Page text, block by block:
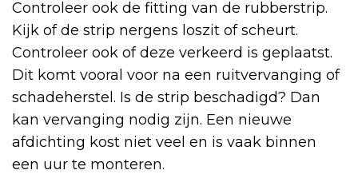
Controleer ook de fitting van de rubberstrip.
Kijk of de strip nergens loszit of scheurt.
Controleer ook of deze verkeerd is geplaatst.
Dit komt vooral voor na een ruitvervanging of
schadeherstel. Is de strip beschadigd? Dan
kan vervanging nodig zijn. Een nieuwe
afdichting kost niet veel en is vaak binnen
een uur te monteren.